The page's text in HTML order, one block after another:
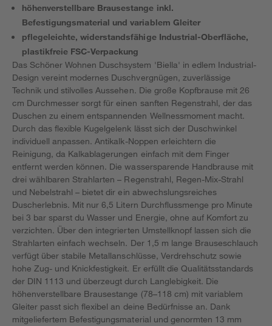
höhenverstellbare Brausestange inkl.
Befestigungsmaterial und variablem Gleiter
pflegeleichte, widerstandsfähige Industrial-Oberfläche,
plastikfreie FSC-Verpackung
Das Schöner Wohnen Duschsystem 'Biella' in edlem Industrial-
Design vereint modernes Duschvergnügen, zuverlässige
Technik und stilvolles Aussehen. Die große Kopfbrause mit 26
cm Durchmesser sorgt für einen sanften Regenstrahl, der das
Duschen zu einem entspannenden Wellnessmoment macht.
Durch das flexible Kugelgelenk lässt sich der Duschwinkel
individuell anpassen. Antikalk-Noppen erleichtern die
Reinigung, da Kalkablagerungen einfach mit dem Finger
entfernt werden können. Die wassersparende Handbrause mit
drei wählbaren Strahlarten – Regenstrahl, Regen-Mix-Strahl
und Nebelstrahl – bietet dir ein abwechslungsreiches
Duscherlebnis. Mit nur 6,5 Litern Durchflussmenge pro Minute
bei 3 bar sparst du Wasser und Energie, ohne auf Komfort zu
verzichten. Über den integrierten Umstellknopf lassen sich die
Strahlarten einfach wechseln. Der 1,5 m lange Brauseschlauch
verfügt über stabile Metallanschlüsse, Verdrehschutz sowie
hohe Zug- und Knickfestigkeit. Er erfüllt die Qualitätsstandards
der DIN 1113 und überzeugt durch Langlebigkeit. Die
höhenverstellbare Brausestange (78–118 cm) mit variablem
Gleiter passt sich flexibel an deine Bedürfnisse an. Dank
mitgeliefertem Befestigungsmaterial und genormten 13 mm